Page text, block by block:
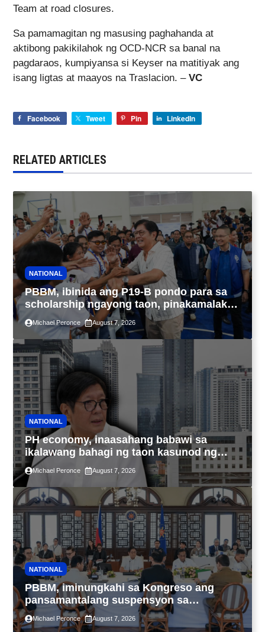
Team at road closures.
Sa pamamagitan ng masusing paghahanda at
aktibong pakikilahok ng OCD-NCR sa banal na
pagdaraos, kumpiyansa si Keyser na matitiyak ang
isang ligtas at maayos na Traslacion. – VC
Facebook Tweet Pin LinkedIn
RELATED ARTICLES
NATIONAL
PBBM, ibinida ang P19-B pondo para sa
scholarship ngayong taon, pinakamalaki
sa kasaysayan ng TESDA
Michael Peronce August 7, 2026
NATIONAL
PH economy, inaasahang babawi sa
ikalawang bahagi ng taon kasunod ng
2.3% GDP dulot ng Middle East war,
pagkaantala ng public construction
Michael Peronce August 7, 2026
NATIONAL
PBBM, iminungkahi sa Kongreso ang
pansamantalang suspensyon sa
pagpapatupad ng Real Property Valuation
and Assessment Reform Act
Michael Peronce August 7, 2026